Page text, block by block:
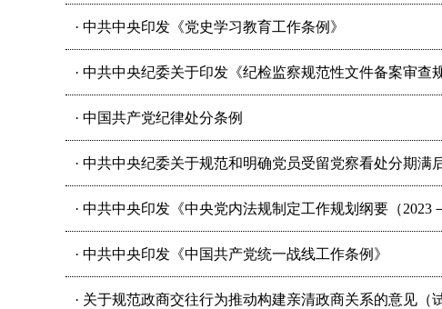
· 中共中央印发《党史学习教育工作条例》
· 中共中央纪委关于印发《纪检监察规范性文件备案审查
· 中国共产党纪律处分条例
· 中共中央纪委关于规范和明确党员受留党察看处分期满
· 中共中央印发《中央党内法规制定工作规划纲要（2023
· 中共中央印发《中国共产党统一战线工作条例》
· 关于规范政商交往行为推动构建亲清政商关系的意见（